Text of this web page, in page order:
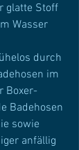
glatte Stoff
Wasser
durch
im
Boxer-
Badehosen
sowie
anfällig